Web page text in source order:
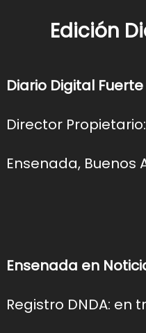
Edición
Diario Digital
Director
Ensenada, Buenos
Ensenada en
Registro DNDA: en